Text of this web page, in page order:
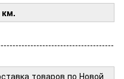
км.
товаров по Новой